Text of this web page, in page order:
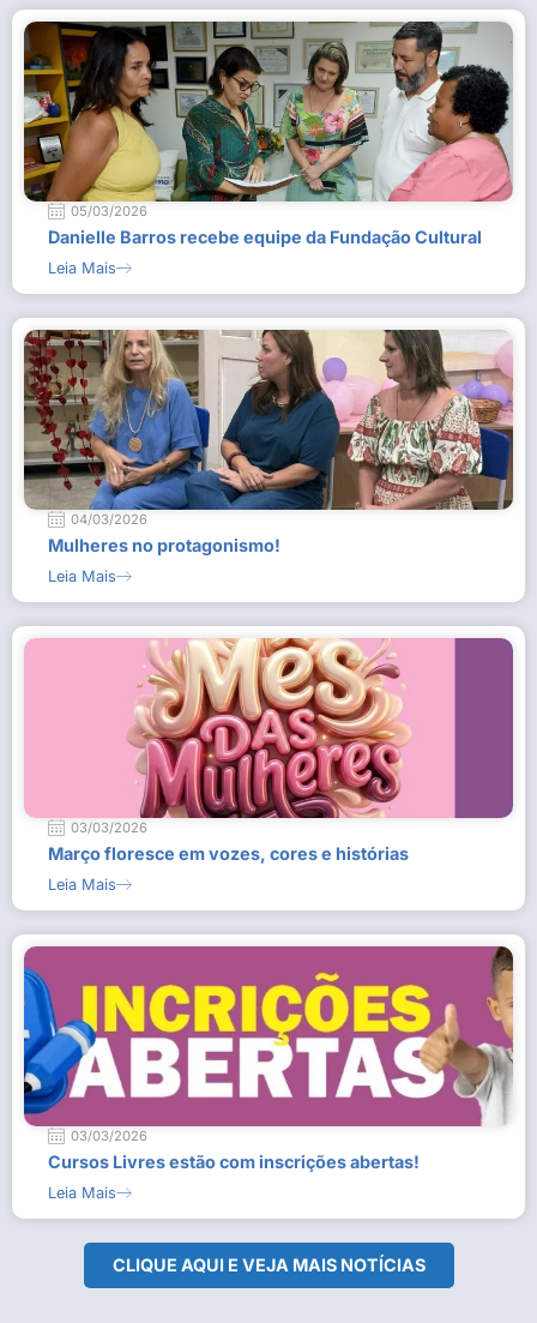
05/03/2026
Danielle Barros recebe equipe da Fundação Cultural
Leia Mais
04/03/2026
Mulheres no protagonismo!
Leia Mais
03/03/2026
Março floresce em vozes, cores e histórias
Leia Mais
03/03/2026
Cursos Livres estão com inscrições abertas!
Leia Mais
CLIQUE AQUI E VEJA MAIS NOTÍCIAS